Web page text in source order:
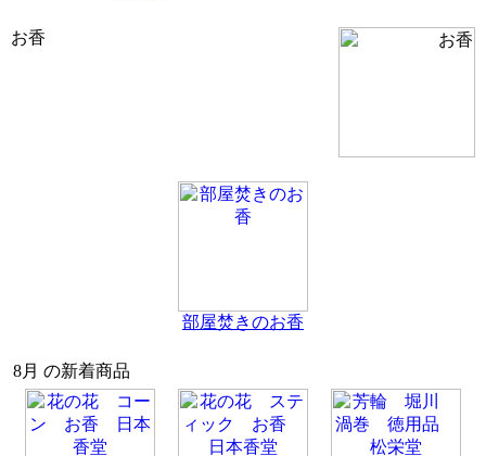
お香
部屋焚きのお香
8月 の新着商品